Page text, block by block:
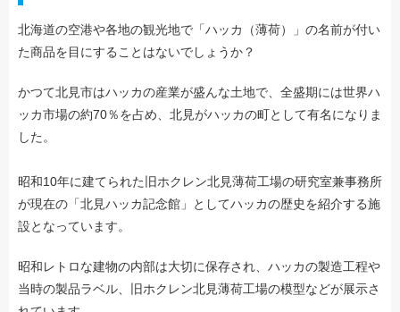
北海道の空港や各地の観光地で「ハッカ（薄荷）」の名前が付い
た商品を目にすることはないでしょうか？
かつて北見市はハッカの産業が盛んな土地で、全盛期には世界ハ
ッカ市場の約70％を占め、北見がハッカの町として有名になりま
した。
昭和10年に建てられた旧ホクレン北見薄荷工場の研究室兼事務所
が現在の「北見ハッカ記念館」としてハッカの歴史を紹介する施
設となっています。
昭和レトロな建物の内部は大切に保存され、ハッカの製造工程や
当時の製品ラベル、旧ホクレン北見薄荷工場の模型などが展示さ